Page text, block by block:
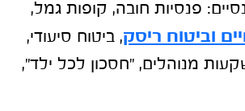
פנסיות חובה, קופות גמל,
וביטוח ריסק, ביטוח סיעודי,
מנוהלים, "חסכון לכל ילד",